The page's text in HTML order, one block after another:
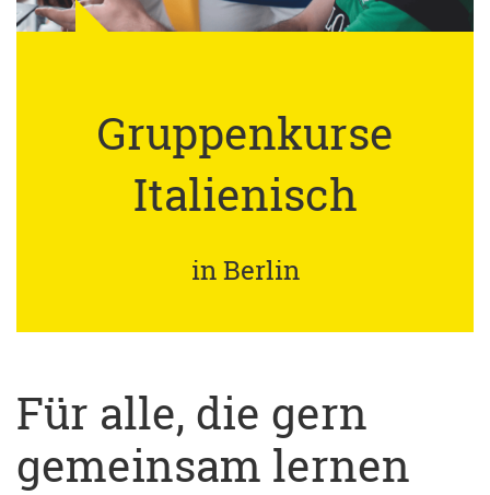
Gruppenkurse
Italienisch
in Berlin
Für alle, die gern
gemeinsam lernen